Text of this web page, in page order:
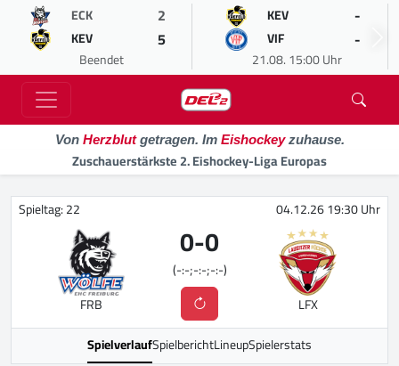
ECK 2
KEV 5
Beendet
KEV -
VIF -
21.08. 15:00 Uhr
Von Herzblutgetragen. Im Eishockeyzuhause.
Zuschauerstärkste 2. Eishockey-Liga Europas
Spieltag: 22 04.12.26 19:30 Uhr
FRB
0-0
(-:-;-:-;-:-)
LFX
SpielverlaufSpielberichtLineupSpielerstats